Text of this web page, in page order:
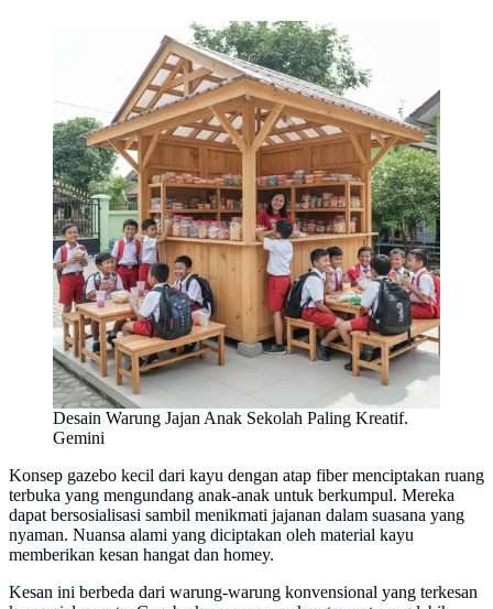
Desain Warung Jajan Anak Sekolah Paling Kreatif.
Gemini
Konsep gazebo kecil dari kayu dengan atap fiber menciptakan ruang
terbuka yang mengundang anak-anak untuk berkumpul. Mereka
dapat bersosialisasi sambil menikmati jajanan dalam suasana yang
nyaman. Nuansa alami yang diciptakan oleh material kayu
memberikan kesan hangat dan homey.
Kesan ini berbeda dari warung-warung konvensional yang terkesan